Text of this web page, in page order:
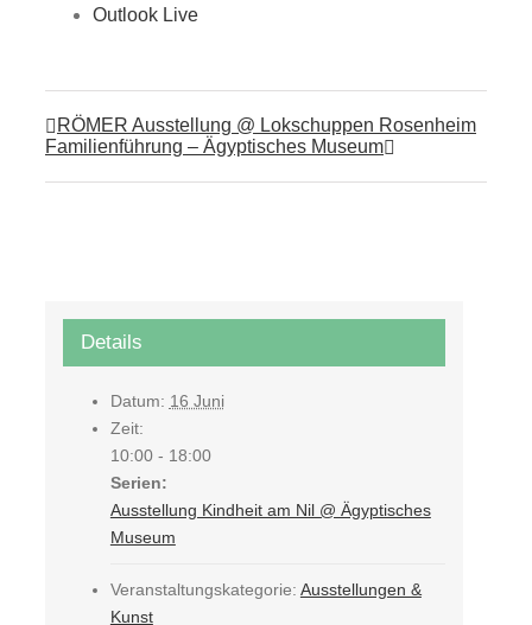
Outlook Live
RÖMER Ausstellung @ Lokschuppen Rosenheim
Familienführung – Ägyptisches Museum
Details
Datum: 16 Juni
Zeit:
10:00 - 18:00
Serien:
Ausstellung Kindheit am Nil @ Ägyptisches
Museum
Veranstaltungskategorie: Ausstellungen &
Kunst